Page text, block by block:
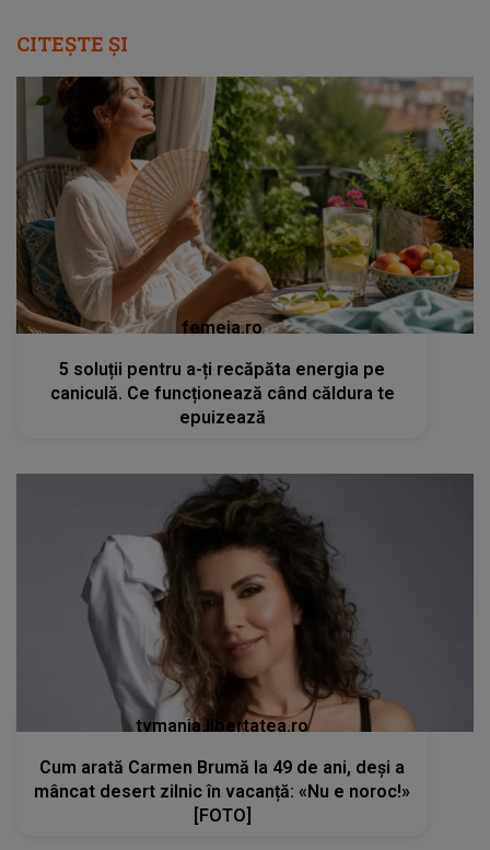
CITEȘTE ȘI
femeia.ro
5 soluții pentru a-ți recăpăta energia pe
caniculă. Ce funcționează când căldura te
epuizează
tvmania.libertatea.ro
Cum arată Carmen Brumă la 49 de ani, deși a
mâncat desert zilnic în vacanță: «Nu e noroc!»
[FOTO]